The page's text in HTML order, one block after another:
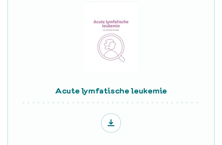
Acute lymfatische leukemie